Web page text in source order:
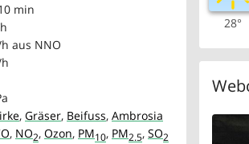
min
aus NNO
, Gräser, Beifuss, Ambrosia
, NO2, Ozon, PM10, PM2.5, SO2
28°